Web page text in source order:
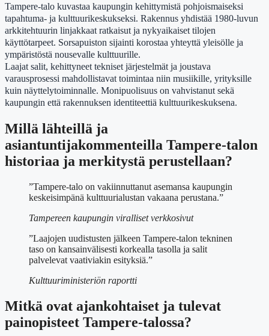
Tampere-talo kuvastaa kaupungin kehittymistä pohjoismaiseksi
tapahtuma- ja kulttuurikeskukseksi. Rakennus yhdistää 1980-luvun
arkkitehtuurin linjakkaat ratkaisut ja nykyaikaiset tilojen
käyttötarpeet. Sorsapuiston sijainti korostaa yhteyttä yleisölle ja
ympäristöstä nousevalle kulttuurille.
Laajat salit, kehittyneet tekniset järjestelmät ja joustava
varausprosessi mahdollistavat toimintaa niin musiikille, yrityksille
kuin näyttelytoiminnalle. Monipuolisuus on vahvistanut sekä
kaupungin että rakennuksen identiteettiä kulttuurikeskuksena.
Millä lähteillä ja
asiantuntijakommenteilla Tampere-talon
historiaa ja merkitystä perustellaan?
”Tampere-talo on vakiinnuttanut asemansa kaupungin
keskeisimpänä kulttuurialustan vakaana perustana.”
Tampereen kaupungin viralliset verkkosivut
”Laajojen uudistusten jälkeen Tampere-talon tekninen
taso on kansainvälisesti korkealla tasolla ja salit
palvelevat vaativiakin esityksiä.”
Kulttuuriministeriön raportti
Mitkä ovat ajankohtaiset ja tulevat
painopisteet Tampere-talossa?